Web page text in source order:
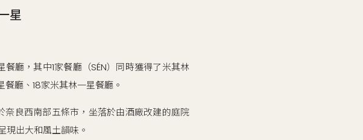
星
廳，其中1家餐廳（SÉN）同時獲得了米其林
廳、18家米其林一星餐廳。
奈良西南部五條市，坐落於由酒廠改建的庭院
現出大和風土韻味。